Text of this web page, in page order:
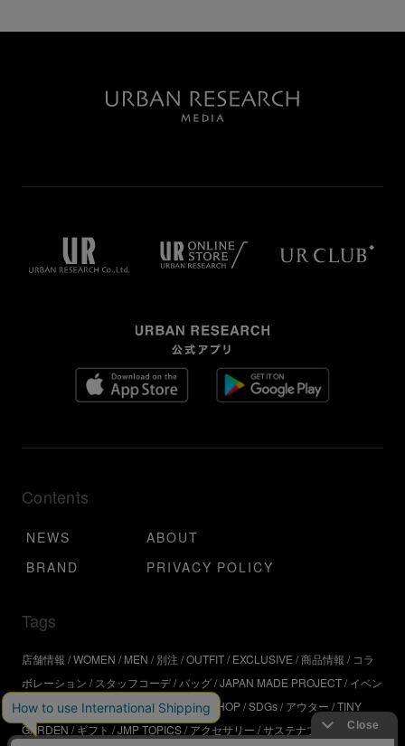
Contents
NEWS
ABOUT
BRAND
PRIVACY POLICY
Tags
店舗情報 WOMEN MEN 別注 OUTFIT EXCLUSIVE 商品情報
コラ
ボレーション
スタッフコーデ バッグ JAPAN MADE PROJECT イベン
ト アウトドア インタビュー WORKSHOP SDGs アウター TINY
GARDEN
ギフト JMP TOPICS アクセサリー サステナブル
UR